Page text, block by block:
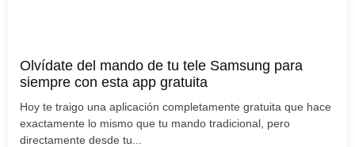
Olvídate del mando de tu tele Samsung para
siempre con esta app gratuita
Hoy te traigo una aplicación completamente gratuita que hace
exactamente lo mismo que tu mando tradicional, pero
directamente desde tu...